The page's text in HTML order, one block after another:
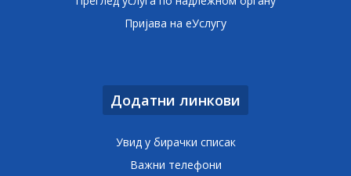
Пријава на еУслугу
Додатни линкови
Увид у бирачки списак
Важни телефони